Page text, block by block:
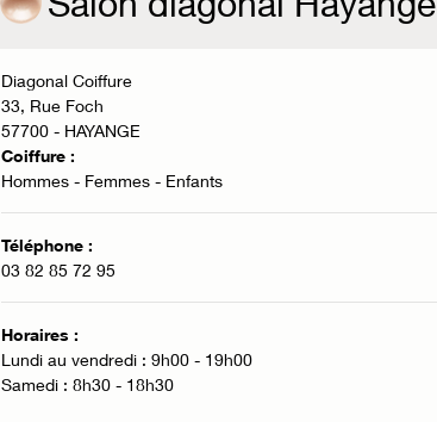
Diagonal Coiffure
33, Rue Foch
57700 - HAYANGE
Coiffure :
Hommes - Femmes - Enfants
Téléphone :
03 82 85 72 95
Horaires :
Lundi au vendredi : 9h00 - 19h00
Samedi : 8h30 - 18h30